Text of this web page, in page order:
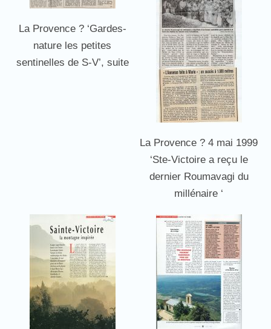
La Provence ? ‘Gardes-
nature les petites
sentinelles de S-V’, suite
La Provence ? 4 mai 1999
‘Ste-Victoire a reçu le
dernier Roumavagi du
millénaire ‘